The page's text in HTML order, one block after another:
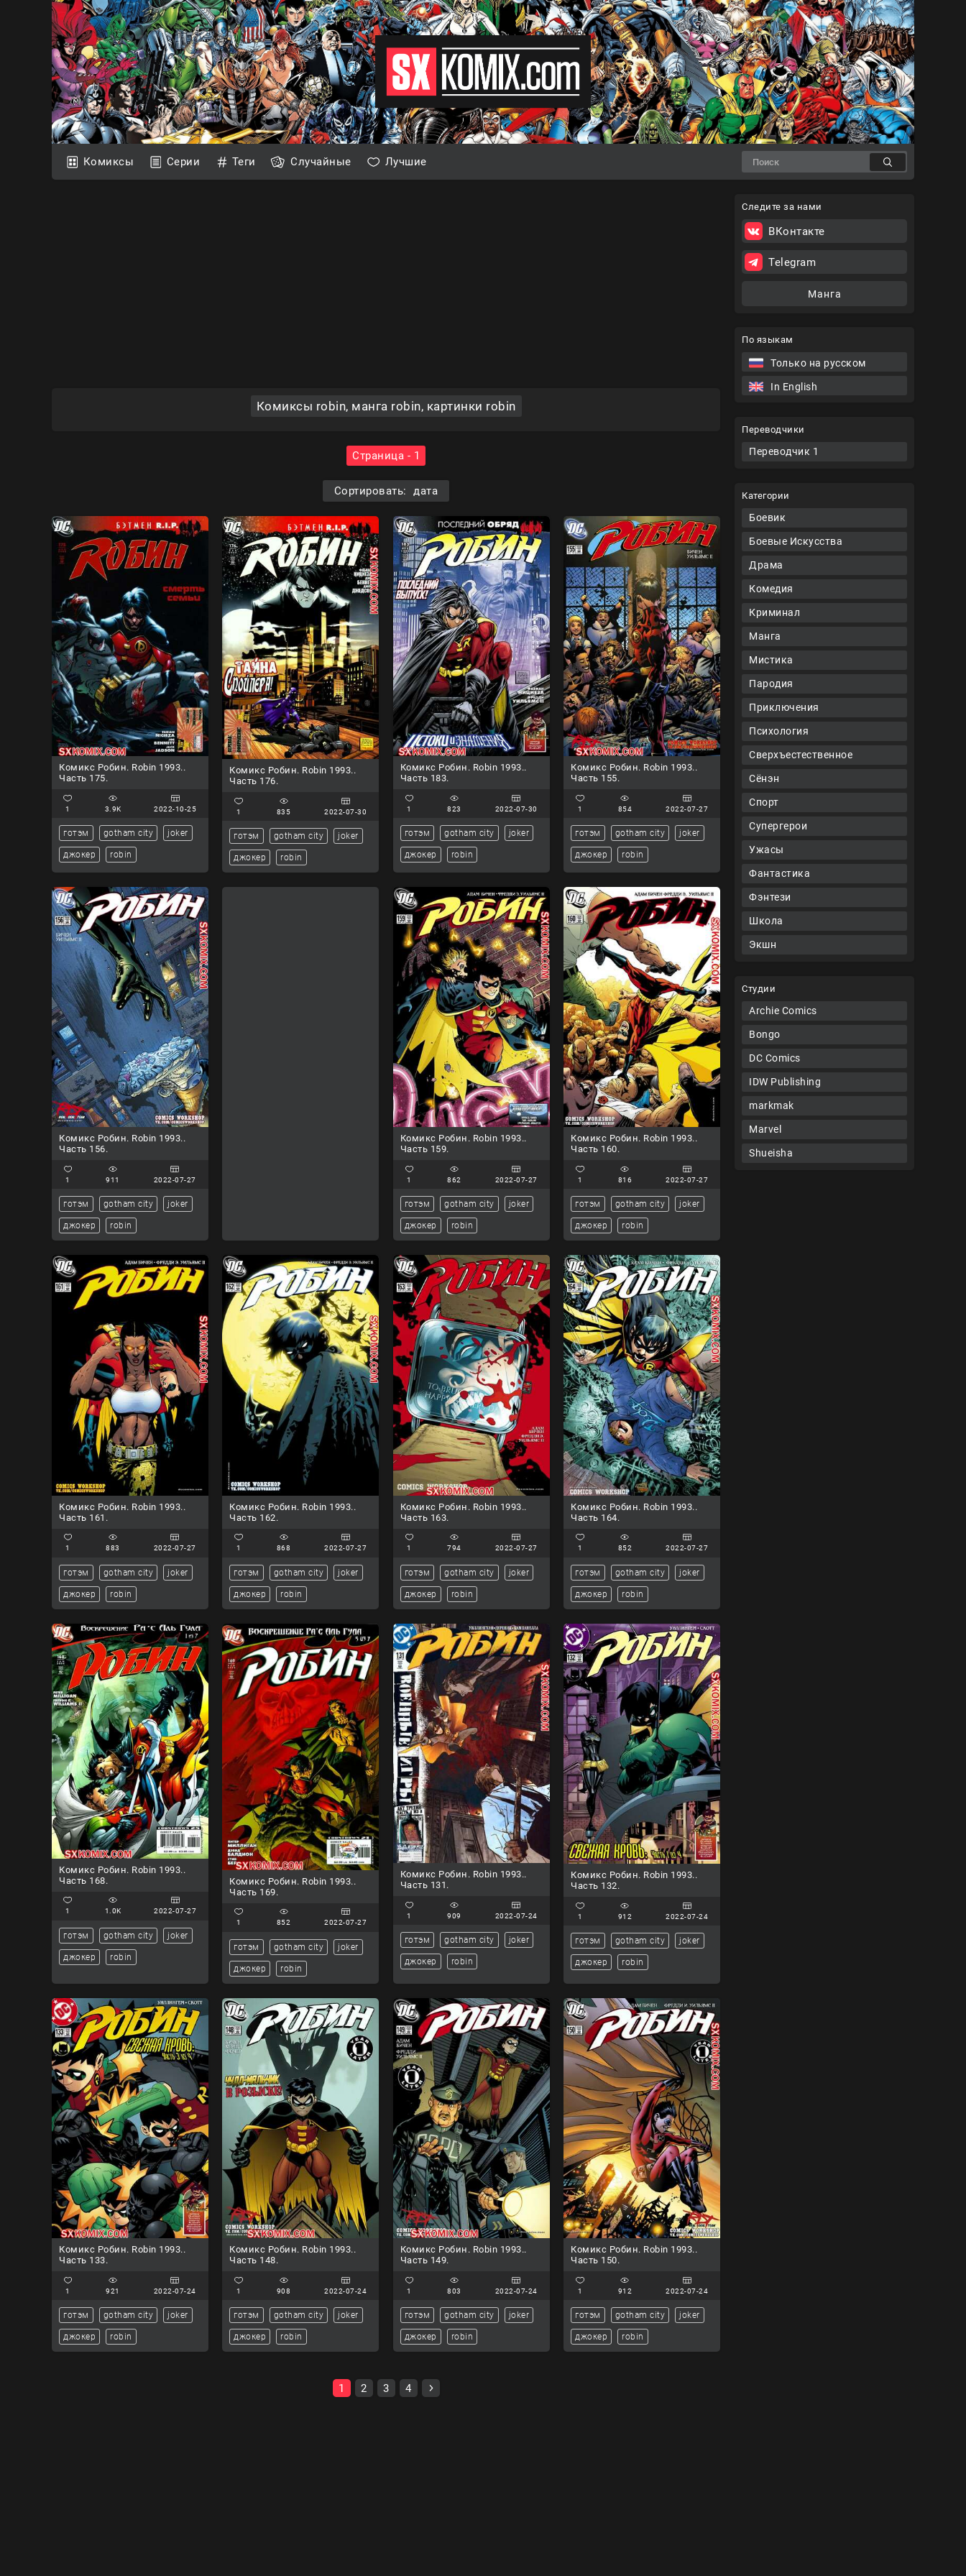
Комиксы Серии Теги Случайные Лучшие
По языкам
Только на русском
In English
Переводчики
Переводчик 1
Категории
Боевик
Боевые Искусства
Драма
Комедия
Криминал
Манга
Мистика
Пародия
Приключения
Психология
Сверхъестественное
Сёнэн
Спорт
Супергерои
Ужасы
Фантастика
Фэнтези
Школа
Экшн
Студии
Archie Comics
Bongo
DC Comics
IDW Publishing
markmak
Marvel
Shueisha
Комиксы robin, манга robin, картинки robin
Страница - 1
Сортировать: дата
Комикс Робин. Robin 1993..
Часть 175.
1 3.9K 2022-10-25
готэм gotham city joker
джокер robin
Комикс Робин. Robin 1993..
Часть 176.
1 835 2022-07-30
готэм gotham city joker
джокер robin
Комикс Робин. Robin 1993..
Часть 183.
1 823 2022-07-30
готэм gotham city joker
джокер robin
Комикс Робин. Robin 1993..
Часть 155.
1 854 2022-07-27
готэм gotham city joker
джокер robin
Комикс Робин. Robin 1993..
Часть 156.
1 911 2022-07-27
готэм gotham city joker
джокер robin
Комикс Робин. Robin 1993..
Часть 159.
1 862 2022-07-27
готэм gotham city joker
джокер robin
Комикс Робин. Robin 1993..
Часть 160.
1 816 2022-07-27
готэм gotham city joker
джокер robin
Комикс Робин. Robin 1993..
Часть 161.
1 883 2022-07-27
готэм gotham city joker
джокер robin
Комикс Робин. Robin 1993..
Часть 162.
1 868 2022-07-27
готэм gotham city joker
джокер robin
Комикс Робин. Robin 1993..
Часть 163.
1 794 2022-07-27
готэм gotham city joker
джокер robin
Комикс Робин. Robin 1993..
Часть 164.
1 852 2022-07-27
готэм gotham city joker
джокер robin
Комикс Робин. Robin 1993..
Часть 168.
1 1.0K 2022-07-27
готэм gotham city joker
джокер robin
Комикс Робин. Robin 1993..
Часть 169.
1 852 2022-07-27
готэм gotham city joker
джокер robin
Комикс Робин. Robin 1993..
Часть 131.
1 909 2022-07-24
готэм gotham city joker
джокер robin
Комикс Робин. Robin 1993..
Часть 132.
1 912 2022-07-24
готэм gotham city joker
джокер robin
Комикс Робин. Robin 1993..
Часть 133.
1 921 2022-07-24
готэм gotham city joker
джокер robin
Комикс Робин. Robin 1993..
Часть 148.
1 908 2022-07-24
готэм gotham city joker
джокер robin
Комикс Робин. Robin 1993..
Часть 149.
1 803 2022-07-24
готэм gotham city joker
джокер robin
Комикс Робин. Robin 1993..
Часть 150.
1 912 2022-07-24
готэм gotham city joker
джокер robin
1 2 3 4
Следите за нами
ВКонтакте
Telegram
Манга